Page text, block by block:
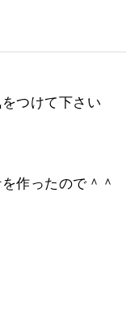
つけて下さい
作ったので＾＾